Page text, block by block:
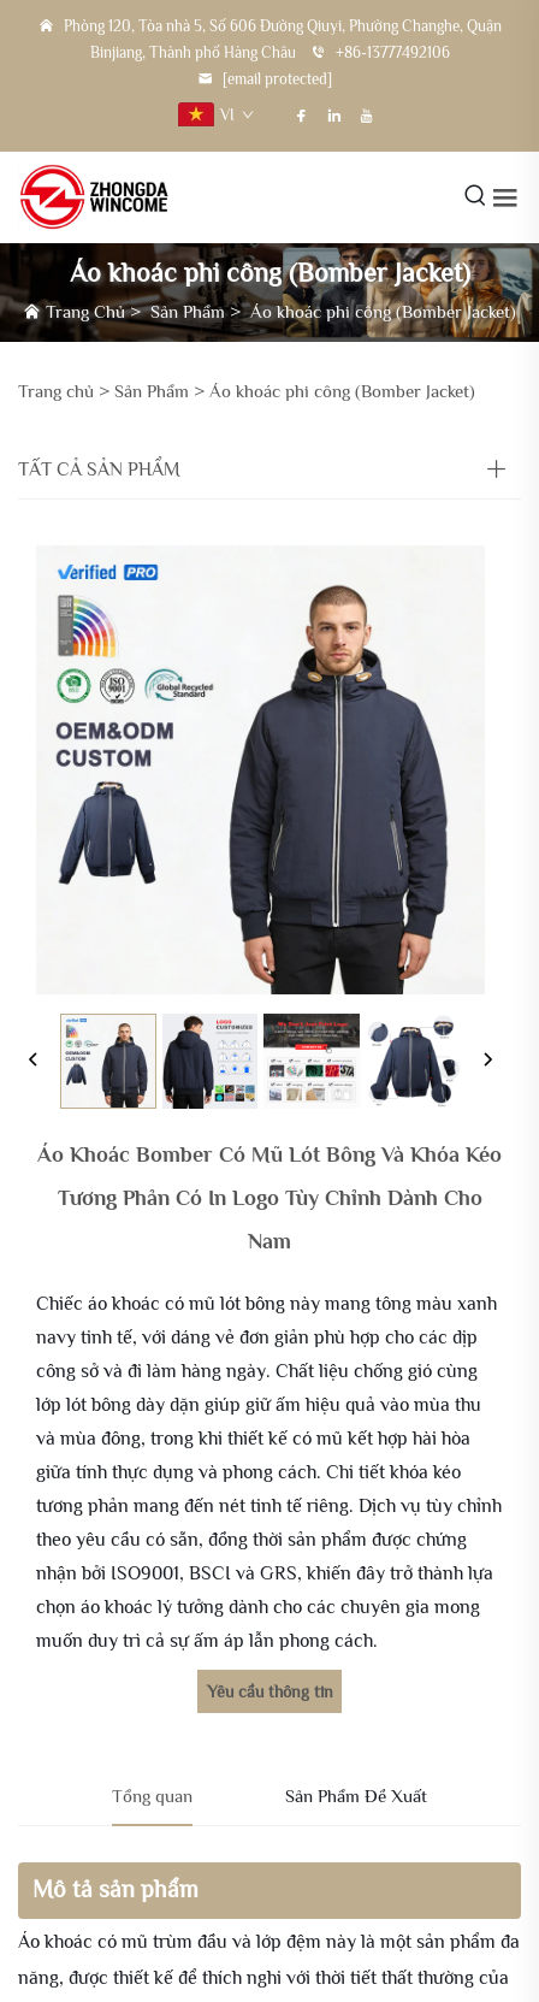
Phòng 120, Tòa nhà 5, Số 606 Đường Qiuyi, Phường Changhe, Quận
Binjiang, Thành phố Hàng Châu
+86-13777492106
[email protected]
VI
Áo khoác phi công (Bomber Jacket)
Trang Chủ>Sản Phẩm>Áo khoác phi công (Bomber Jacket)
Trang chủ > Sản Phẩm > Áo khoác phi công (Bomber Jacket)
TẤT CẢ SẢN PHẨM
Áo Khoác Bomber Có Mũ Lót Bông Và Khóa Kéo
Tương Phản Có In Logo Tùy Chỉnh Dành Cho
Nam
Chiếc áo khoác có mũ lót bông này mang tông màu xanh
navy tinh tế, với dáng vẻ đơn giản phù hợp cho các dịp
công sở và đi làm hàng ngày. Chất liệu chống gió cùng
lớp lót bông dày dặn giúp giữ ấm hiệu quả vào mùa thu
và mùa đông, trong khi thiết kế có mũ kết hợp hài hòa
giữa tính thực dụng và phong cách. Chi tiết khóa kéo
tương phản mang đến nét tinh tế riêng. Dịch vụ tùy chỉnh
theo yêu cầu có sẵn, đồng thời sản phẩm được chứng
nhận bởi ISO9001, BSCI và GRS, khiến đây trở thành lựa
chọn áo khoác lý tưởng dành cho các chuyên gia mong
muốn duy trì cả sự ấm áp lẫn phong cách.
Yêu cầu thông tin
Tổng quan Sản Phẩm Đề Xuất
Mô tả sản phẩm
Áo khoác có mũ trùm đầu và lớp đệm này là một sản phẩm đa
năng, được thiết kế để thích nghi với thời tiết thất thường của